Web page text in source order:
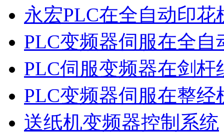
永宏PLC在全自动印花
PLC变频器伺服在全
PLC伺服变频器在剑杆
PLC变频器伺服在整经
送纸机变频器控制系统